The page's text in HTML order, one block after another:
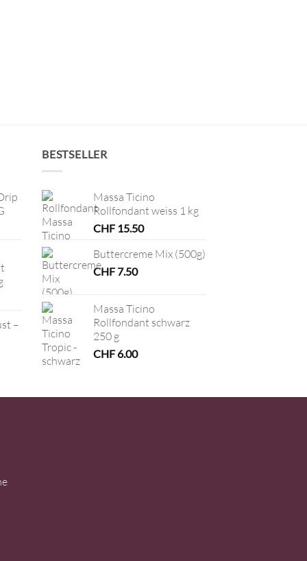
–
BESTSELLER
Massa Ticino
Rollfondant weiss 1 kg
CHF15.50
Buttercreme Mix (500g)
CHF7.50
Massa Ticino
Rollfondant schwarz
250 g
CHF6.00